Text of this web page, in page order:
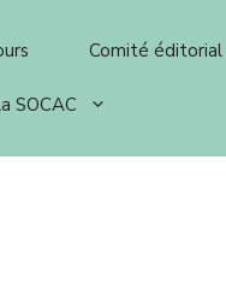
Comité éditorial
SOCAC